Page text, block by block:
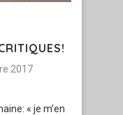
2017
« je m’en